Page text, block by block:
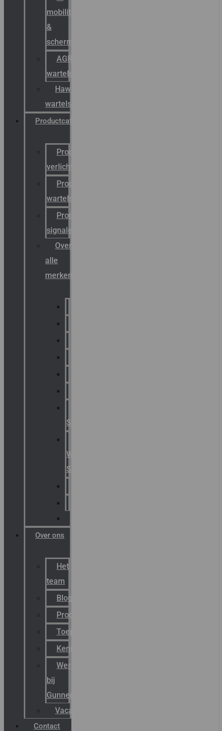
mobility
&
schermstromen
AGRO
wartels
Hawke
wartels
Productcatalogus
Productcatalogus
verlichting
Productcatalogus
wartels
Productcatalogus
signalering
Overzicht
alle
merken
Signaling
Warning
Signals
Over ons
Het
team
Blog
Productnieuws
Toepassingen
Kenniscentrum
Werken
bij
Gunneman
Vacatures
Contact